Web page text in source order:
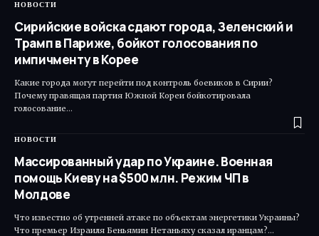
НОВОСТИ
Сирийские войска сдают города, Зеленский и
Трамп в Париже, бойкот голосования по
импичменту в Корее
Какие города могут перейти под контроль боевиков в Сирии?
Почему правящая партия Южной Кореи бойкотировала
голосование…
НОВОСТИ
Массированный удар по Украине. Военная
помощь Киеву на $500 млн. Режим ЧП в
Молдове
Что известно об утренней атаке по объектам энергетики Украины?
Что премьер Израиля Беньямин Нетаньяху сказал иранцам?…